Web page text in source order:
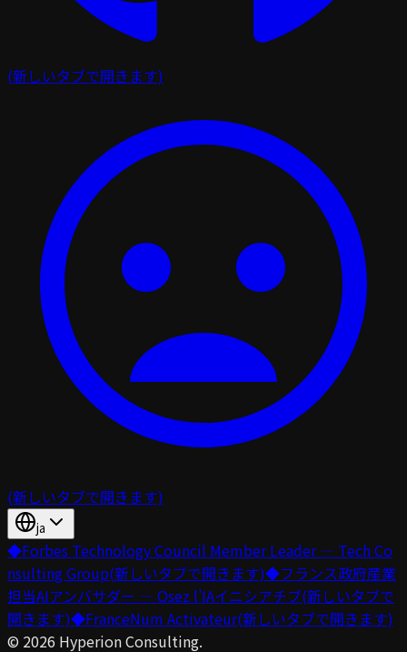
(新しいタブで開きます)
(新しいタブで開きます)
ja
◆Forbes Technology Council Member Leader — Tech Co
nsulting Group(新しいタブで開きます)◆フランス政府産業
担当AIアンバサダー — Osez l’IAイニシアチブ(新しいタブで
開きます)◆FranceNum Activateur(新しいタブで開きます)
© 2026 Hyperion Consulting.